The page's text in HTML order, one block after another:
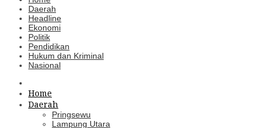
Daerah
Headline
Ekonomi
Politik
Pendidikan
Hukum dan Kriminal
Nasional
Home
Daerah
Pringsewu
Lampung Utara